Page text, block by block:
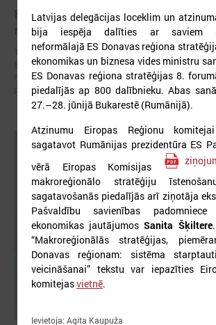
Eiropas pilsētu līderi Gimarainšā
rīcību klimata noturības
17. jūnijā Eiropas Zaļajā galvaspilsētā Gimarainšā
Eiropas Pilsētu noturības forums (EURESFO
nekā 400 pašvaldību vadītājus, pilsētplānotājus,
politikas veidotājus no visas Eiropas.
Latvijas delegācijas loceklim un
bija iespēja dalīties ar saviem
neformālajā ES Donavas reģiona
ekonomikas un biznesa vides ministru
ES Donavas reģiona stratēģijas 8.
piedalījās ap 800 dalībnieku. Abas
27.–28. jūnijā Bukarestē (Rumānijā).
Atzinumu Eiropas Reģionu
sagatavot Rumānijas prezidentūra ES
vērā Eiropas Komisijas
makroreģionālo stratēģiju
sagatavošanās piedalījās arī ziņotāja
Pašvaldību savienības
ekonomikas jautājumosSanita Šķiltere
“Makroreģionālās stratēģijas,
Donavas reģionam: sistēma
veicināšanai” tekstu var iepazīties
komitejasvietnē.
Ievietoja: Agita Kaupuža